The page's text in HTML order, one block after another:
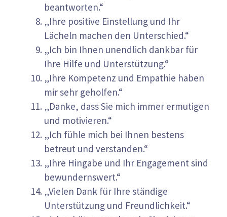
beantworten.“
„Ihre positive Einstellung und Ihr
Lächeln machen den Unterschied.“
„Ich bin Ihnen unendlich dankbar für
Ihre Hilfe und Unterstützung.“
„Ihre Kompetenz und Empathie haben
mir sehr geholfen.“
„Danke, dass Sie mich immer ermutigen
und motivieren.“
„Ich fühle mich bei Ihnen bestens
betreut und verstanden.“
„Ihre Hingabe und Ihr Engagement sind
bewundernswert.“
„Vielen Dank für Ihre ständige
Unterstützung und Freundlichkeit.“